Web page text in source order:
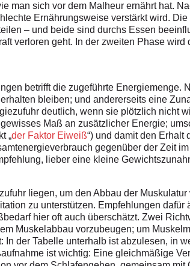
man sich vor dem Malheur ernährt hat.
Ernährungsweise verstärkt wird.
– und beide sind durchs Essen
verloren geht. In der zweiten Phase
betrifft die zugeführte Energiemenge.
bleiben; und andererseits eine
deutlich, wenn sie plötzlich nicht
Maß an zusätzlicher Energie;
„der Faktor Eiweiß“) und damit den Erhalt
gegenüber der Zeit
lieber eine kleine
liegen, um den Abbau der
zu unterstützen. Empfehlungen
hier oft auch überschätzt. Zwei
Muskelabbau vorzubeugen; um
In der Tabelle unterhalb ist abzulesen, in
ist wichtig: Eine gleichmäßige